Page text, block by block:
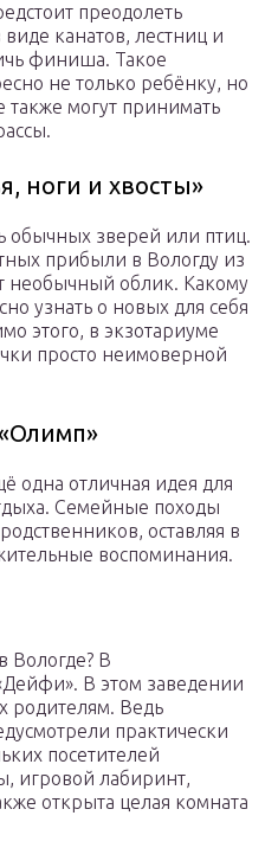
преодолеть
канатов, лестниц и
финиша. Такое
не только ребёнку, но
также могут принимать
ноги и хвосты»
обычных зверей или птиц.
прибыли в Вологду из
необычный облик. Какому
узнать о новых для себя
этого, в экзотариуме
просто неимоверной
одна отличная идея для
Семейные походы
оставляя в
воспоминания.
Вологде? В
В этом заведении
родителям. Ведь
практически
посетителей
игровой лабиринт,
открыта целая комната